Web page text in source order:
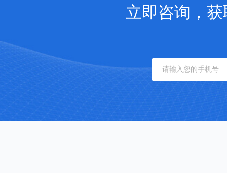
立即咨询，